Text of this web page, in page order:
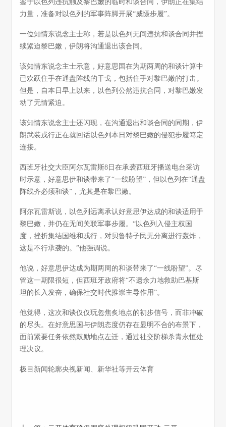
鉴于以色列违抗触及黎巴嫩的临时和谈合同，伊朗正在集结
力量，准备对以色列的军事阵脚开展“威慑步履”。
一位知情东说念主士称，若是以色列无间违抗和谈合同并捏
续紧迫黎巴嫩，伊朗将沟通退出该合同。
该知情东说念主士示意，好意思国在为期两周的和谈计算中
已欢跃住手在通盘阵线的干戈，包括住手对黎巴嫩的打击。
但是，自本日早上以来，以色列公然违抗合同，对黎巴嫩发
动了无情紧迫。
该知情东说念主士还闪现，在沟通退出和谈合同的同期，伊
朗武装戎行正在就回话以色列本日对黎巴嫩的侵犯步履笃定
连接。
西班牙社交大臣阿尔瓦雷斯8日在承袭西班牙播送电台采访
时示意，好意思伊和谈带来了“一线盼望”，但以色列在“通盘
阵线齐必须和谈”，尤其是在黎巴嫩。
阿尔瓦雷斯说，以色列远离承认好意思伊达成的和谈适用于
黎巴嫩，并仍在无间关联军事步履。“以色列入侵主权国
度，挫折集结国维和戎行，对贝鲁特子民无分离进行轰炸，
这是不行承袭的。”他强调说。
他说，好意思伊达成为期两周的和谈带来了“一线盼望”。尽
管这一期限很短，但西班牙政府将“不遗余力地救助巴基斯
坦的长入发奋，确保社交时代推崇主导作用”。
他觉得，这次和谈仅仅玩忽焦炙地点的初步信号，而非冲破
的尽头。在好意思国与伊朗态度仍存在显明不合的布景下，
面前紧要任务依然鼓励地点左迁，通过社交阶梯杀青永恒处
理决议。
极目新闻轮廓央视新闻、新华社等开云体育